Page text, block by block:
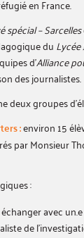
en France.
spécial – Sarcelles
du Lycée
d’Alliance
des journalistes.
deux groupes
:environ 15
par Monsieur
:
avec
de